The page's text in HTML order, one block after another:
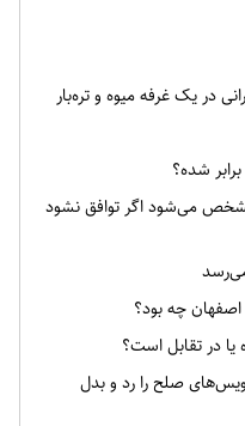
آینده مشخص می‌شود اگر توافق نشود
در تقابل است؟
صلح را رد و بدل